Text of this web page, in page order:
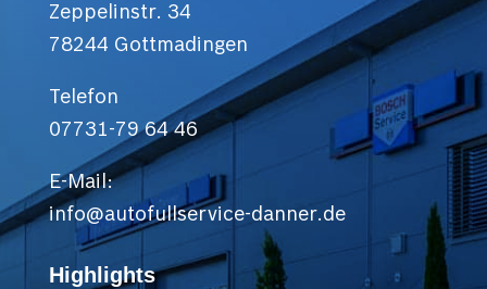
Zeppelinstr. 34
78244 Gottmadingen
Telefon
07731-79 64 46
E-Mail:
info@autofullservice-danner.de
Highlights